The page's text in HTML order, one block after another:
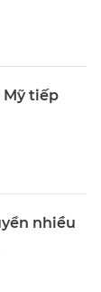
Mỹ tiếp
nhiều